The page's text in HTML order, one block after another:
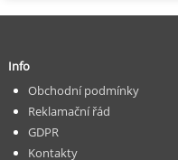
Info
Obchodní podmínky
Reklamační řád
GDPR
Kontakty